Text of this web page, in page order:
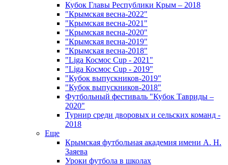
Кубок Главы Республики Крым – 2018
"Крымская весна-2022"
"Крымская весна-2021"
"Крымская весна-2020"
"Крымская весна-2019"
"Крымская весна-2018"
"Liga Космос Cup - 2021"
"Liga Космос Cup - 2019"
"Кубок выпускников-2019"
"Кубок выпускников-2018"
Футбольный фестиваль "Кубок Тавриды –
2020"
Турнир среди дворовых и сельских команд -
2018
Еще
Крымская футбольная академия имени А. Н.
Заяева
Уроки футбола в школах